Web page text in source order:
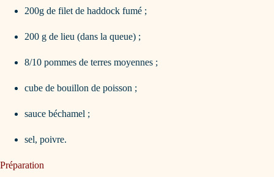
200g de filet de haddock fumé ;
200 g de lieu (dans la queue) ;
8/10 pommes de terres moyennes ;
cube de bouillon de poisson ;
sauce béchamel ;
sel, poivre.
Préparation